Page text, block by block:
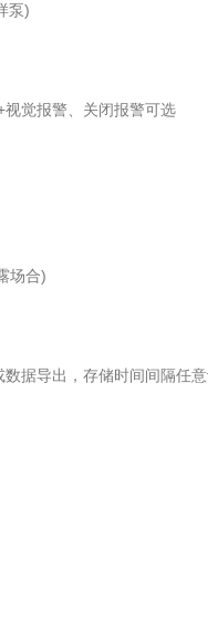
泵)
觉报警、关闭报警可选
场合)
据导出，存储时间间隔任